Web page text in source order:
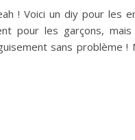
! Voici un diy pour les
pour les garçons,
sans problème !